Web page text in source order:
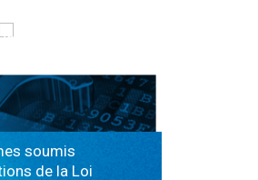
الهياكل الخاضعة
soumis
de la Loi